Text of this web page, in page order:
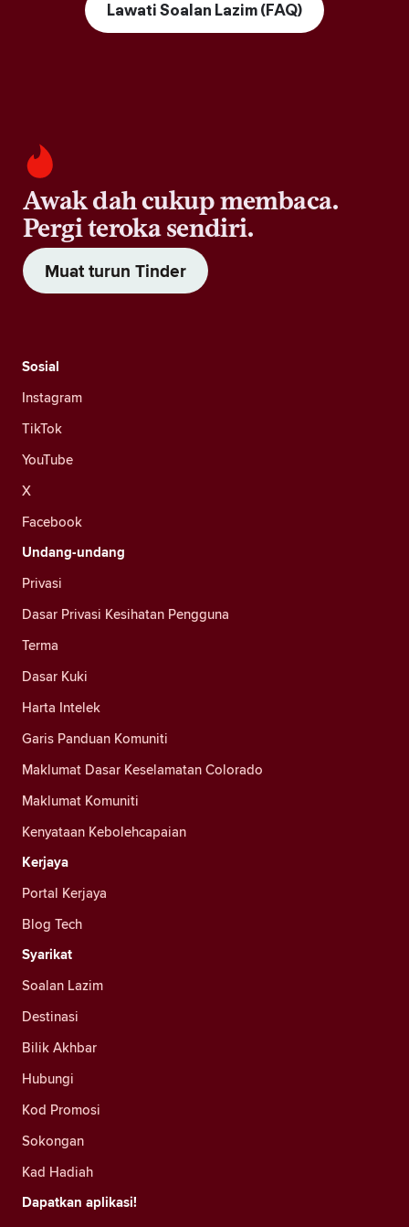
Lawati Soalan Lazim (FAQ)
Awak dah cukup membaca.
Pergi teroka sendiri.
Muat turun Tinder
Sosial
Instagram
TikTok
YouTube
X
Facebook
Undang-undang
Privasi
Dasar Privasi Kesihatan Pengguna
Terma
Dasar Kuki
Harta Intelek
Garis Panduan Komuniti
Maklumat Dasar Keselamatan Colorado
Maklumat Komuniti
Kenyataan Kebolehcapaian
Kerjaya
Portal Kerjaya
Blog Tech
Syarikat
Soalan Lazim
Destinasi
Bilik Akhbar
Hubungi
Kod Promosi
Sokongan
Kad Hadiah
Dapatkan aplikasi!